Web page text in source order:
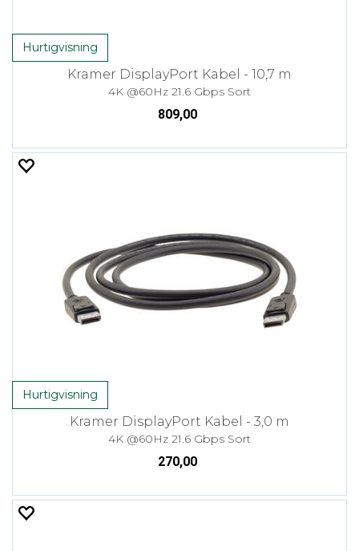
Hurtigvisning
Kramer DisplayPort Kabel - 10,7 m
4K @60Hz 21.6 Gbps Sort
809,00
Hurtigvisning
Kramer DisplayPort Kabel - 3,0 m
4K @60Hz 21.6 Gbps Sort
270,00